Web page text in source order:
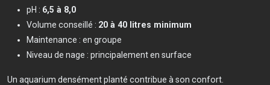
pH : 6,5 à 8,0
Volume conseillé : 20 à 40 litres minimum
Maintenance : en groupe
Niveau de nage : principalement en surface
Un aquarium densément planté contribue à son confort.